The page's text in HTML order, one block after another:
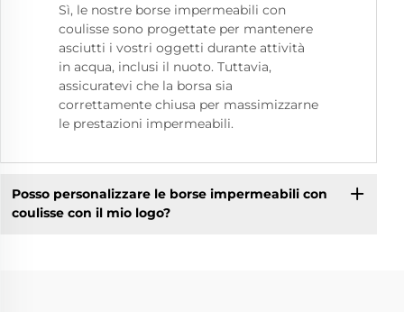
Sì, le nostre borse impermeabili con
coulisse sono progettate per mantenere
asciutti i vostri oggetti durante attività
in acqua, inclusi il nuoto. Tuttavia,
assicuratevi che la borsa sia
correttamente chiusa per massimizzarne
le prestazioni impermeabili.
Posso personalizzare le borse impermeabili con
coulisse con il mio logo?